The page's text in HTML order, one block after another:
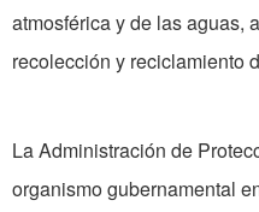
atmosférica y de las aguas,
recolección y reciclamiento
La Administración de
organismo gubernamental